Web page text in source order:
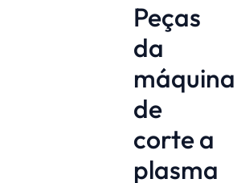
Peças
da
máquina
de
corte a
plasma